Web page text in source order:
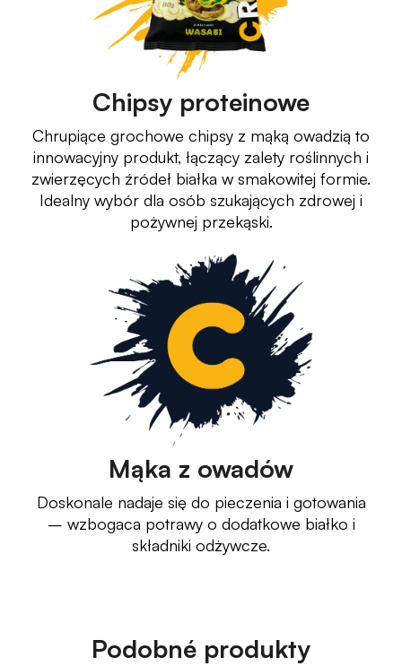
Chipsy proteinowe
Chrupiące grochowe chipsy z mąką owadzią to
innowacyjny produkt, łączący zalety roślinnych i
zwierzęcych źródeł białka w smakowitej formie.
Idealny wybór dla osób szukających zdrowej i
pożywnej przekąski.
Mąka z owadów
Doskonale nadaje się do pieczenia i gotowania
– wzbogaca potrawy o dodatkowe białko i
składniki odżywcze.
Podobné produkty